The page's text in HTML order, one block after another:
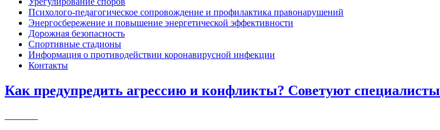
Психолого-педагогическое сопровождение и профилактика правонарушений
Энергосбережение и повышение энергетической эффективности
Дорожная безопасность
Спортивные стадионы
Информация о противодействии коронавирусной инфекции
Контакты
Как предупредить агрессию и конфликты? Советуют специалисты